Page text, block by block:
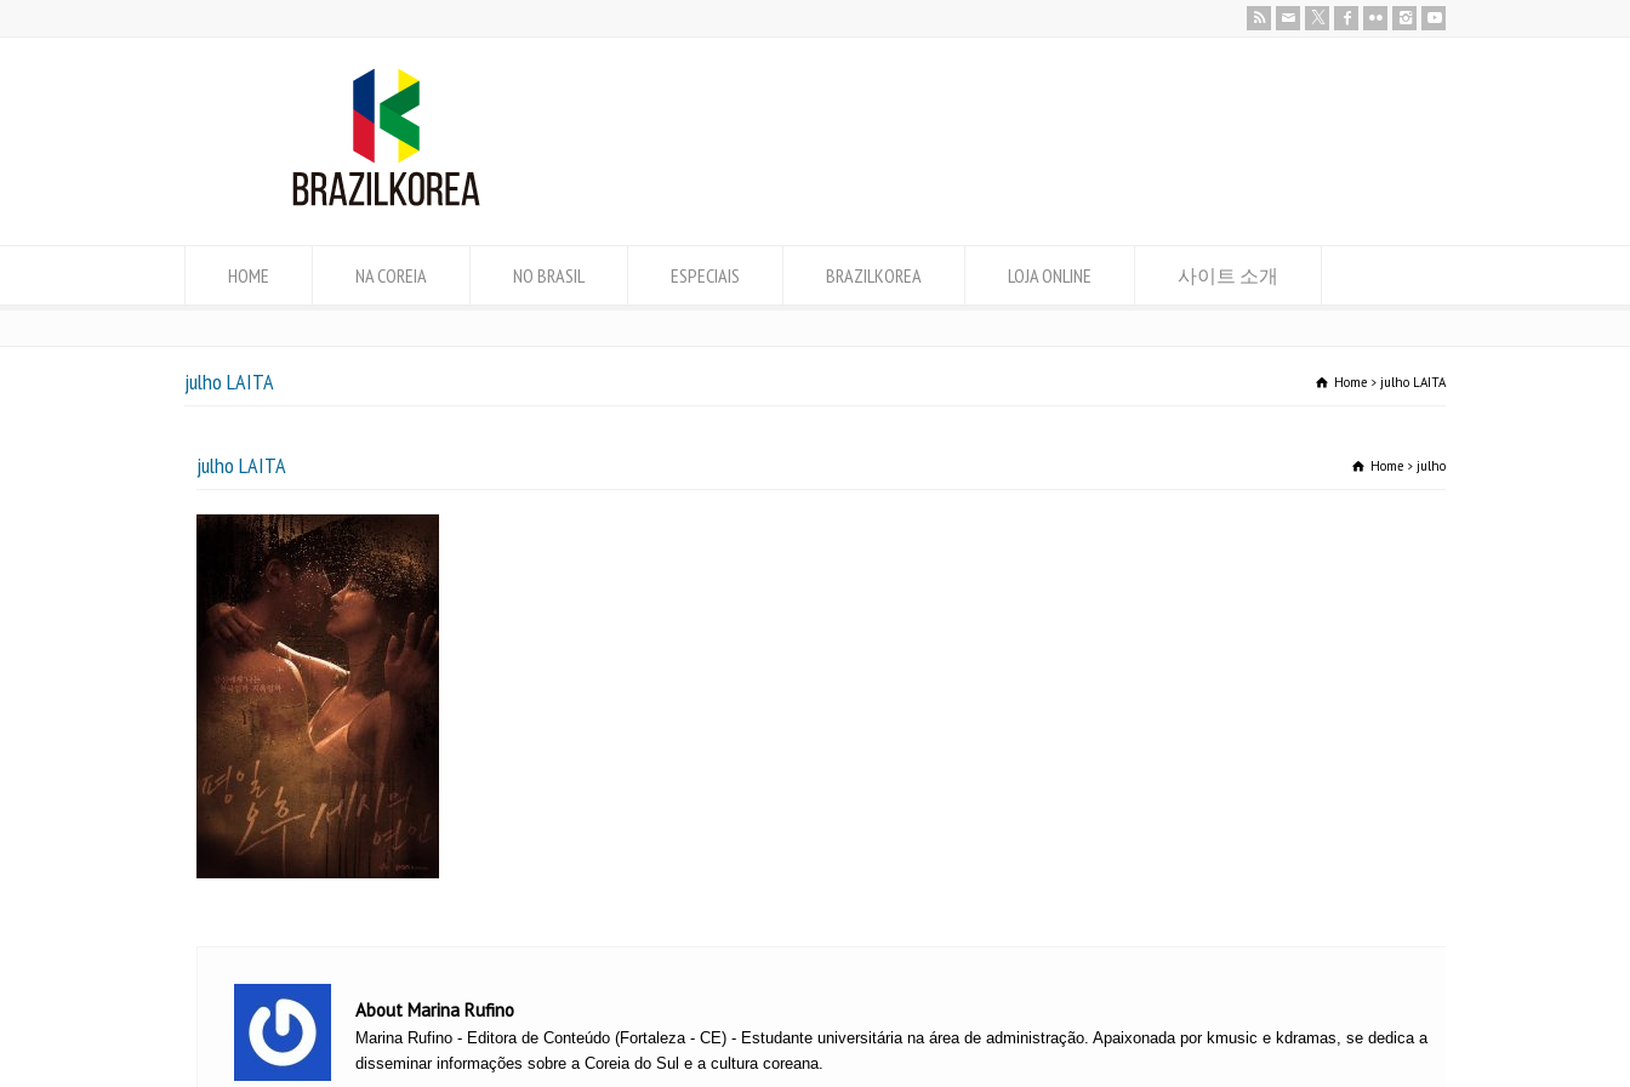
HOME NA COREIA NO BRASIL ESPECIAIS BRAZILKOREA LOJA ONLINE 사이트 소개
julho LAITA Home julho LAITA
julho LAITA Home julho LAITA
About Marina Rufino
Marina Rufino - Editora de Conteúdo (Fortaleza - CE) - Estudante universitária na área de administração. Apaixonada por kmusic e kdramas, se dedica a
disseminar informações sobre a Coreia do Sul e a cultura coreana.